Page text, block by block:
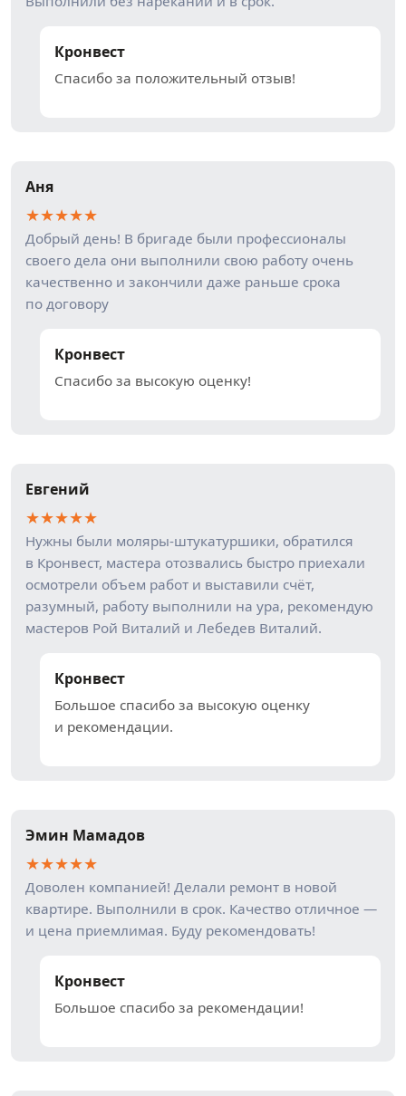
Кронвест
Спасибо за положительный отзыв!
Аня
★★★★★
Добрый день! В бригаде были профессионалы
своего дела они выполнили свою работу очень
качественно и закончили даже раньше срока
по договору
Кронвест
Спасибо за высокую оценку!
Евгений
★★★★★
Нужны были моляры-штукатуршики, обратился
в Кронвест, мастера отозвались быстро приехали
осмотрели объем работ и выставили счёт,
разумный, работу выполнили на ура, рекомендую
мастеров Рой Виталий и Лебедев Виталий.
Кронвест
Большое спасибо за высокую оценку
и рекомендации.
Эмин Мамадов
★★★★★
Доволен компанией! Делали ремонт в новой
квартире. Выполнили в срок. Качество отличное —
и цена приемлимая. Буду рекомендовать!
Кронвест
Большое спасибо за рекомендации!